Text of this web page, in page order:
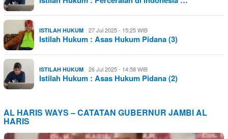
ISTILAH HUKUM 27 Jul 2025 - 15:25 WIB
Istilah Hukum : Asas Hukum Pidana (3)
ISTILAH HUKUM 26 Jul 2025 - 14:58 WIB
Istilah Hukum : Asas Hukum Pidana (2)
AL HARIS WAYS – CATATAN GUBERNUR JAMBI AL
HARIS